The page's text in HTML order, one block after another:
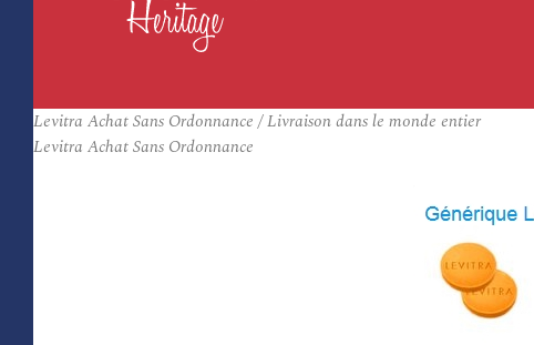
Levitra Achat Sans Ordonnance / Livraison dans le monde entier
Levitra Achat Sans Ordonnance